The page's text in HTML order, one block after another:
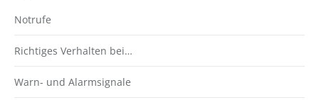
Notrufe
Richtiges Verhalten bei…
Warn- und Alarmsignale